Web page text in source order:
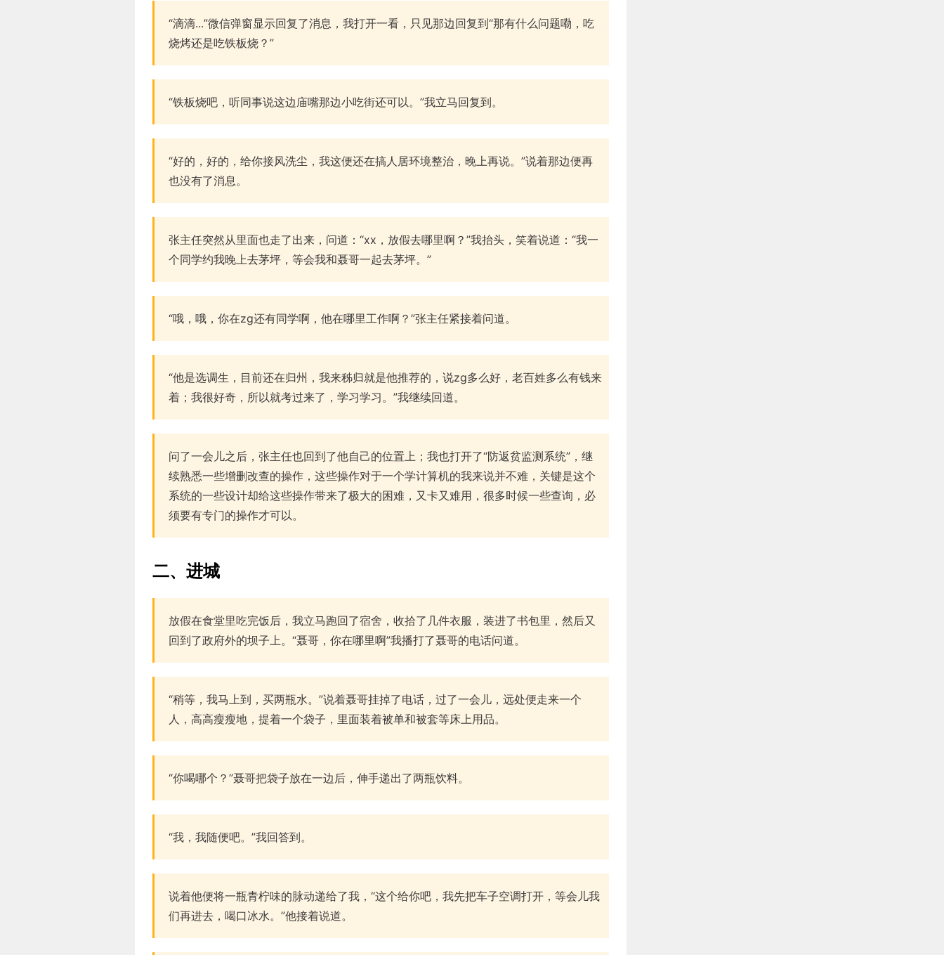
“滴滴...”微信弹窗显示回复了消息，我打开一看，只见那边回复到“那有什么问题嘞，吃
烧烤还是吃铁板烧？”
“铁板烧吧，听同事说这边庙嘴那边小吃街还可以。”我立马回复到。
“好的，好的，给你接风洗尘，我这便还在搞人居环境整治，晚上再说。”说着那边便再
也没有了消息。
张主任突然从里面也走了出来，问道：“xx，放假去哪里啊？”我抬头，笑着说道：“我一
个同学约我晚上去茅坪，等会我和聂哥一起去茅坪。”
“哦，哦，你在zg还有同学啊，他在哪里工作啊？”张主任紧接着问道。
“他是选调生，目前还在归州，我来秭归就是他推荐的，说zg多么好，老百姓多么有钱来
着；我很好奇，所以就考过来了，学习学习。”我继续回道。
问了一会儿之后，张主任也回到了他自己的位置上；我也打开了“防返贫监测系统”，继
续熟悉一些增删改查的操作，这些操作对于一个学计算机的我来说并不难，关键是这个
系统的一些设计却给这些操作带来了极大的困难，又卡又难用，很多时候一些查询，必
须要有专门的操作才可以。
二、进城
放假在食堂里吃完饭后，我立马跑回了宿舍，收拾了几件衣服，装进了书包里，然后又
回到了政府外的坝子上。“聂哥，你在哪里啊”我播打了聂哥的电话问道。
“稍等，我马上到，买两瓶水。”说着聂哥挂掉了电话，过了一会儿，远处便走来一个
人，高高瘦瘦地，提着一个袋子，里面装着被单和被套等床上用品。
“你喝哪个？”聂哥把袋子放在一边后，伸手递出了两瓶饮料。
“我，我随便吧。”我回答到。
说着他便将一瓶青柠味的脉动递给了我，“这个给你吧，我先把车子空调打开，等会儿我
们再进去，喝口冰水。”他接着说道。